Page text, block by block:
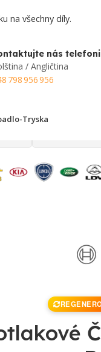
na všechny díly.
nás
/ Angličtina
798 956 956
Tryska